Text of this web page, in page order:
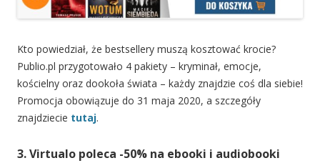
Kto powiedział, że bestsellery muszą kosztować krocie?
Publio.pl przygotowało 4 pakiety – kryminał, emocje,
kościelny oraz dookoła świata – każdy znajdzie coś dla siebie!
Promocja obowiązuje do 31 maja 2020, a szczegóły
znajdziecie tutaj.
3. Virtualo poleca -50% na ebooki i audiobooki